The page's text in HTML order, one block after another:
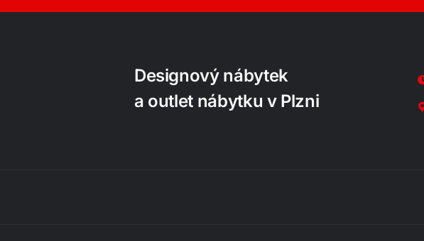
Designový nábytek
a outlet nábytku v Plzni